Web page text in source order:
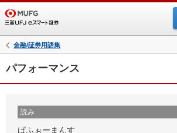
金融/証券用語集
パフォーマンス
読み
ぱふぉーまんす